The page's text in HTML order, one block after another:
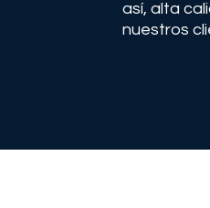
así, alta
nuestros